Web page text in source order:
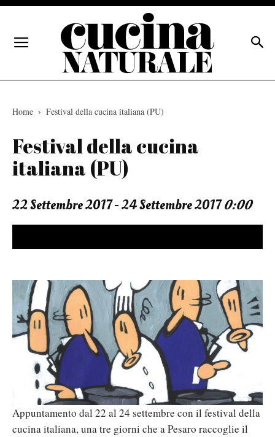
Home Festival della cucina italiana (PU)
Festival della cucina
italiana (PU)
22 Settembre 2017 - 24 Settembre 20170:00
Appuntamento dal 22 al 24 settembre con il festival della
cucina italiana, una tre giorni che a Pesaro raccoglie il